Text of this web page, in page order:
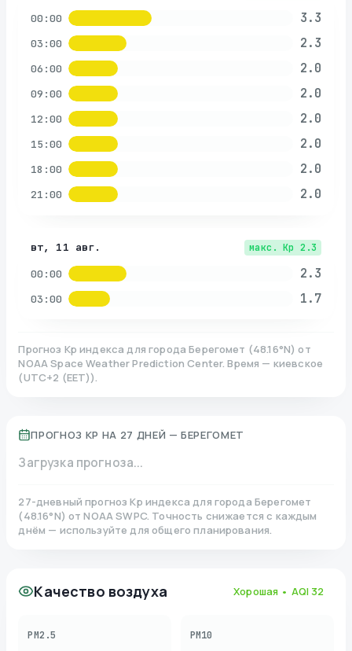
00:00 3.3
03:00 2.3
06:00 2.0
09:00 2.0
12:00 2.0
15:00 2.0
18:00 2.0
21:00 2.0
вт, 11 авг. макс. Kp 2.3
00:00 2.3
03:00 1.7
Прогноз Kp индекса для города Берегомет (48.16°N)от
NOAA Space Weather Prediction Center. Время — киевское
(UTC+2 (EET)).
ПРОГНОЗ KP НА 27 ДНЕЙ — БЕРЕГОМЕТ
Загрузка прогноза...
27-дневный прогноз Kp индекса для города Берегомет
(48.16°N)от NOAA SWPC. Точность снижается с каждым
днём — используйте для общего планирования.
Качество воздуха Хорошая • AQI 32
PM2.5 PM10